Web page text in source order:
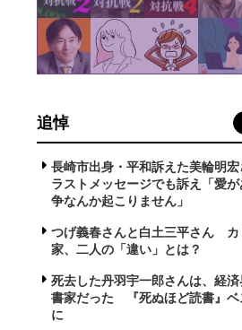
追悼
長崎市出身・平和訴えた美輪明
ラストメッセージでも訴え「愛
争なんか起こりません」
つげ義春さんと白土三平さん カ
家、二人の「違い」とは？
死去した丹羽宇一郎さんは、経
書家だった 『死ぬほど読書』ベ
に